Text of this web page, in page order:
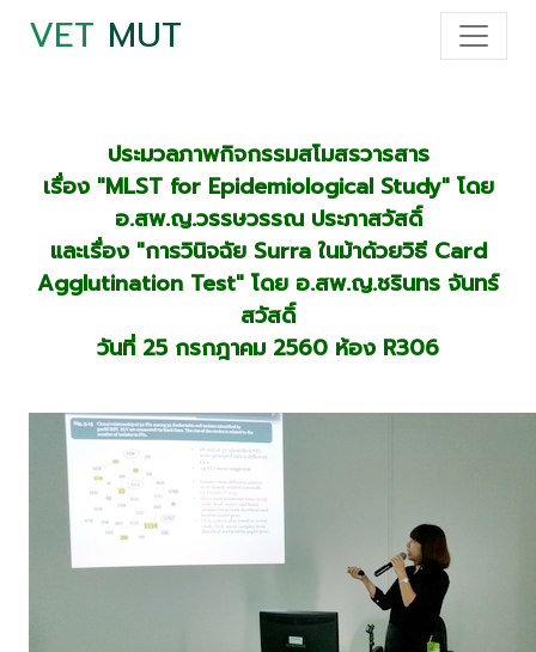
VET MUT
ประมวลภาพกิจกรรมสโมสรวารสาร
เรื่อง "MLST for Epidemiological Study" โดย
อ.สพ.ญ.วรรษวรรณ ประภาสวัสดิ์
และเรื่อง "การวินิจฉัย Surra ในม้าด้วยวิธี Card
Agglutination Test" โดย อ.สพ.ญ.ชรินทร จันทร์
สวัสดิ์
วันที่ 25 กรกฎาคม 2560 ห้อง R306